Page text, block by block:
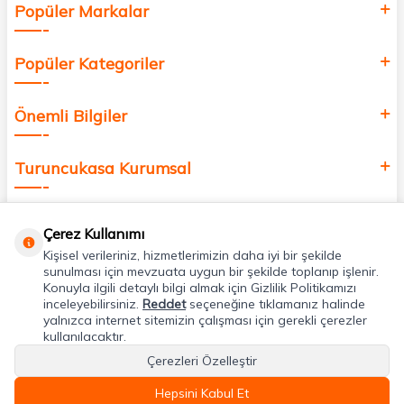
Popüler Markalar
Popüler Kategoriler
Önemli Bilgiler
Turuncukasa Kurumsal
Uygulamalarımız
Adres & İletişim
Çerez Kullanımı
Kişisel verileriniz, hizmetlerimizin daha iyi bir şekilde
sunulması için mevzuata uygun bir şekilde toplanıp işlenir.
Konuyla ilgili detaylı bilgi almak için Gizlilik Politikamızı
inceleyebilirsiniz. Reddetseçeneğine tıklamanız halinde
yalnızca internet sitemizin çalışması için gerekli çerezler
kullanılacaktır.
Çerezleri Özelleştir
Hepsini Kabul Et